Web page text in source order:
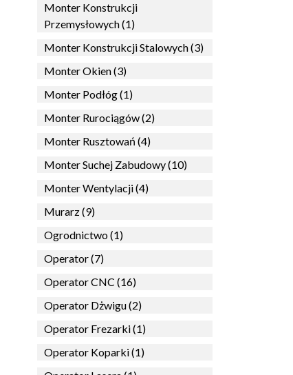
Monter Konstrukcji
Przemysłowych (1)
Monter Konstrukcji Stalowych (3)
Monter Okien (3)
Monter Podłóg (1)
Monter Rurociągów (2)
Monter Rusztowań (4)
Monter Suchej Zabudowy (10)
Monter Wentylacji (4)
Murarz (9)
Ogrodnictwo (1)
Operator (7)
Operator CNC (16)
Operator Dżwigu (2)
Operator Frezarki (1)
Operator Koparki (1)